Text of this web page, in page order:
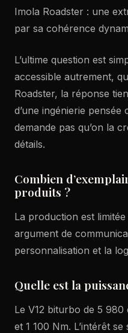
Imola Roadster : une
par sa cohérence
L’ultime question est
accessible autrement,
Roadster, la réponse
d’une ingénierie
demande pas qu’on la
détails.
Combien
produits ?
La production est
argument de
personnalisation et la
Quelle est la
Le V12 biturbo de 5 980
et 1 100 Nm. L’intérêt